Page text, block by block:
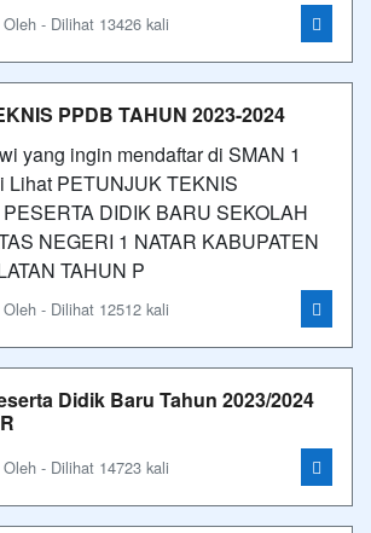
- Dilihat 13426 kali
PPDB TAHUN 2023-2024
yang ingin mendaftar di SMAN 1
Lihat PETUNJUK TEKNIS
DIDIK BARU SEKOLAH
NEGERI 1 NATAR KABUPATEN
TAHUN P
- Dilihat 12512 kali
Didik Baru Tahun 2023/2024
- Dilihat 14723 kali